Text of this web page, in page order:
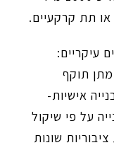
תת קרקעיים.
עיקריים:
מתן תוקף
אישיות-
על פי שיקול
שונות